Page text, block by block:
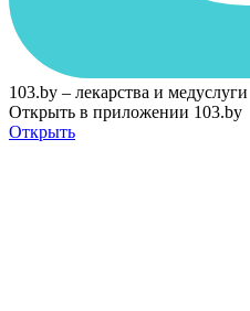
103.by – лекарства и медуслуги
Открыть в приложении 103.by
Открыть